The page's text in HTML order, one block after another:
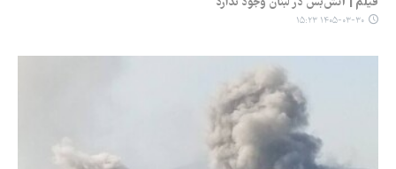
۱۴۰۵-۰۳-۳۰ ۱۵:۲۳